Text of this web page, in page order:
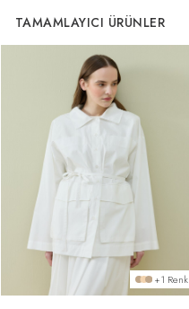
TAMAMLAYICI ÜRÜNLER
+1 Renk